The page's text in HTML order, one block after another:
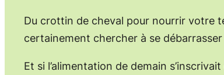
Du crottin de cheval pour nourrir votre
certainement chercher à se
Et si l’alimentation de demain